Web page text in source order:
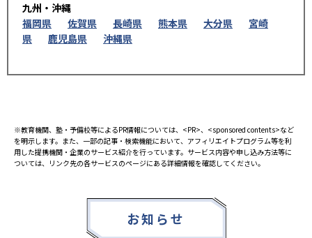
九州・沖縄
福岡県
佐賀県 長崎県 熊本県 大分県
宮崎
県
鹿児島県 沖縄県
※教育機関、塾・予備校等によるPR情報については、<PR>、<sponsored contents>など
を明示します。また、一部の記事・検索機能において、アフィリエイトプログラム等を利
用した提携機関・企業のサービス紹介を行っています。サービス内容や申し込み方法等に
ついては、リンク先の各サービスのページにある詳細情報を確認してください。
お知らせ